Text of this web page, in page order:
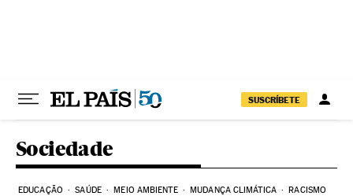
SUSCRÍBETE
Sociedade
EDUCAÇÃO SAÚDE MEIO AMBIENTE MUDANÇA CLIMÁTICA RACISMO